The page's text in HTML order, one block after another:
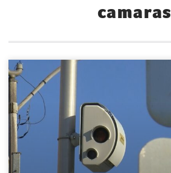
camaras